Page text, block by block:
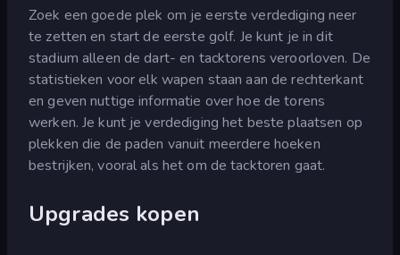
Zoek een goede plek om je eerste verdediging neer
te zetten en start de eerste golf. Je kunt je in dit
stadium alleen de dart- en tacktorens veroorloven. De
statistieken voor elk wapen staan aan de rechterkant
en geven nuttige informatie over hoe de torens
werken. Je kunt je verdediging het beste plaatsen op
plekken die de paden vanuit meerdere hoeken
bestrijken, vooral als het om de tacktoren gaat.
Upgrades kopen